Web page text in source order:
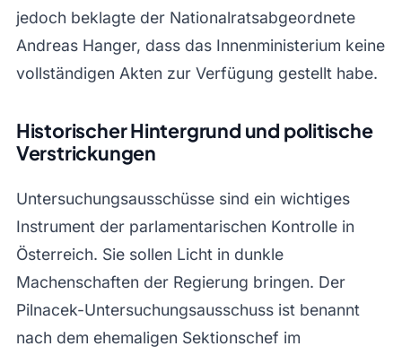
jedoch beklagte der Nationalratsabgeordnete
Andreas Hanger, dass das Innenministerium keine
vollständigen Akten zur Verfügung gestellt habe.
Historischer Hintergrund und politische
Verstrickungen
Untersuchungsausschüsse sind ein wichtiges
Instrument der parlamentarischen Kontrolle in
Österreich. Sie sollen Licht in dunkle
Machenschaften der Regierung bringen. Der
Pilnacek-Untersuchungsausschuss ist benannt
nach dem ehemaligen Sektionschef im